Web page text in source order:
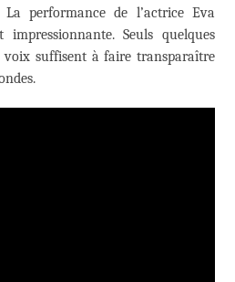
performance de l’actrice Eva
Seuls quelques
voix suffisent à faire transparaître